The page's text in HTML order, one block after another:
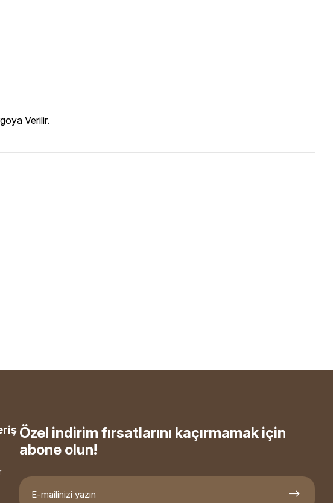
Verilir.
Özel indirim fırsatlarını kaçırmamak için
abone olun!